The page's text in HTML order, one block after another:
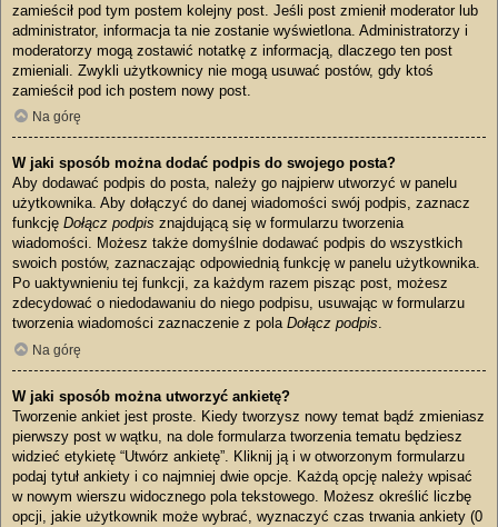
zamieścił pod tym postem kolejny post. Jeśli post zmienił moderator lub
administrator, informacja ta nie zostanie wyświetlona. Administratorzy i
moderatorzy mogą zostawić notatkę z informacją, dlaczego ten post
zmieniali. Zwykli użytkownicy nie mogą usuwać postów, gdy ktoś
zamieścił pod ich postem nowy post.
Na górę
W jaki sposób można dodać podpis do swojego posta?
Aby dodawać podpis do posta, należy go najpierw utworzyć w panelu
użytkownika. Aby dołączyć do danej wiadomości swój podpis, zaznacz
funkcję Dołącz podpis znajdującą się w formularzu tworzenia
wiadomości. Możesz także domyślnie dodawać podpis do wszystkich
swoich postów, zaznaczając odpowiednią funkcję w panelu użytkownika.
Po uaktywnieniu tej funkcji, za każdym razem pisząc post, możesz
zdecydować o niedodawaniu do niego podpisu, usuwając w formularzu
tworzenia wiadomości zaznaczenie z pola Dołącz podpis.
Na górę
W jaki sposób można utworzyć ankietę?
Tworzenie ankiet jest proste. Kiedy tworzysz nowy temat bądź zmieniasz
pierwszy post w wątku, na dole formularza tworzenia tematu będziesz
widzieć etykietę “Utwórz ankietę”. Kliknij ją i w otworzonym formularzu
podaj tytuł ankiety i co najmniej dwie opcje. Każdą opcję należy wpisać
w nowym wierszu widocznego pola tekstowego. Możesz określić liczbę
opcji, jakie użytkownik może wybrać, wyznaczyć czas trwania ankiety (0